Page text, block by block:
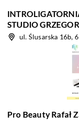
STUDIO
ul. Ślusarska 16b,
Pro Beauty Rafał